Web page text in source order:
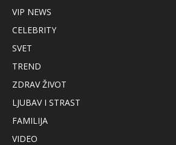
VIP NEWS
CELEBRITY
SVET
TREND
ZDRAV ŽIVOT
LJUBAV I STRAST
FAMILIJA
VIDEO